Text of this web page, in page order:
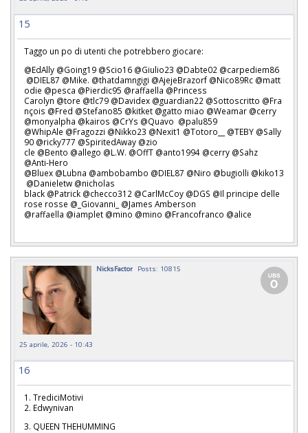
15
Taggo un po di utenti che potrebbero giocare:
@EdAlly @Going19 @Scio16 @Giulio23 @Dabte02 @carpediem86
@DIEL87 @Mike. @thatdamngigi @AjejeBrazorf @Nico89Rc @matt
odie @pesca @Pierdic95 @raffaella @Princess
Carolyn @tore @tlc79 @Davidex @guardian22 @Sottoscritto @Fra
nçois @Fred @Stefano85 @kitket @gatto miao @Weamar @cerry
@monyalpha @kairos @CrYs @Quavo @palu859
@WhipAle @Fragozzi @Nikko23 @Nexit1 @Totoro__ @TEBY @Sally
90 @ricky777 @SpiritedAway @zio
cle @Bento @allego @L.W. @OffT @anto1994 @cerry @Sahz
@Anti-Hero
@Bluex @Lubna @ambobambo @DIEL87 @Niro @bugiolli @kiko13
@Danieletw @nicholas
black @Patrick @checco312 @CarlMcCoy @DGS @Il principe delle
rose rosse @_Giovanni_ @James Amberson
@raffaella @iamplet @mino @mino @Francofranco @alice
NicksFactor Posts: 10815
25 aprile, 2026 - 10:43
16
1. TrediciMotivi
2. Edwynivan
3. QUEEN THEHUMMING